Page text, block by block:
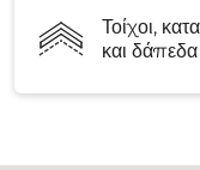
Τοίχοι,
και δάπεδα